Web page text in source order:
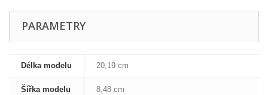
PARAMETRY
Délka modelu 20,19 cm
Šířka modelu 8,48 cm